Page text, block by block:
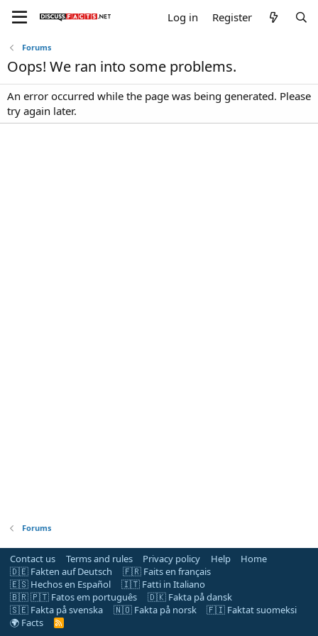
Log in Register
Forums
Oops! We ran into some problems.
An error occurred while the page was being generated. Please
try again later.
Forums
Contact us Terms and rules Privacy policy Help
Home
🇩🇪 Fakten auf Deutsch
🇫🇷 Faits en français
🇪🇸 Hechos en Español
🇮🇹 Fatti in Italiano
🇧🇷 🇵🇹 Fatos em português
🇩🇰 Fakta på dansk
🇸🇪 Fakta på svenska
🇳🇴 Fakta på norsk
🇫🇮 Faktat suomeksi
🌍 Facts
R